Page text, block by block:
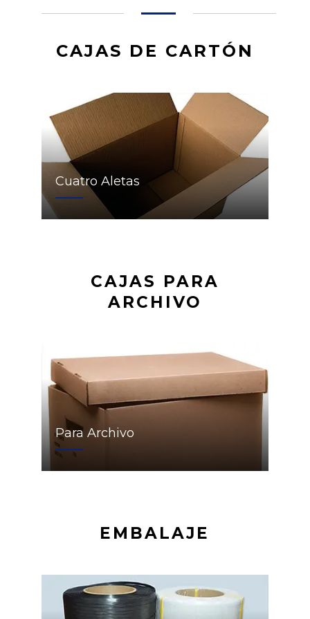
CAJAS DE CARTÓN
Cuatro Aletas
CAJAS PARA
ARCHIVO
Para Archivo
EMBALAJE